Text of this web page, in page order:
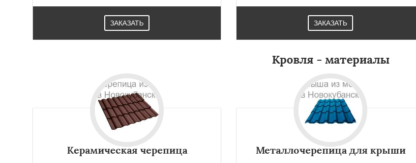
Работаем по
Темрюк
ЗАКАЗАТЬ ЗАКАЗАТЬ
Кровля - материалы
Керамическая черепица Металлочерепица для крыши
УЗНАТЬ ПОДРОБНЕЕ
Даю согласие на обработку персональных данных